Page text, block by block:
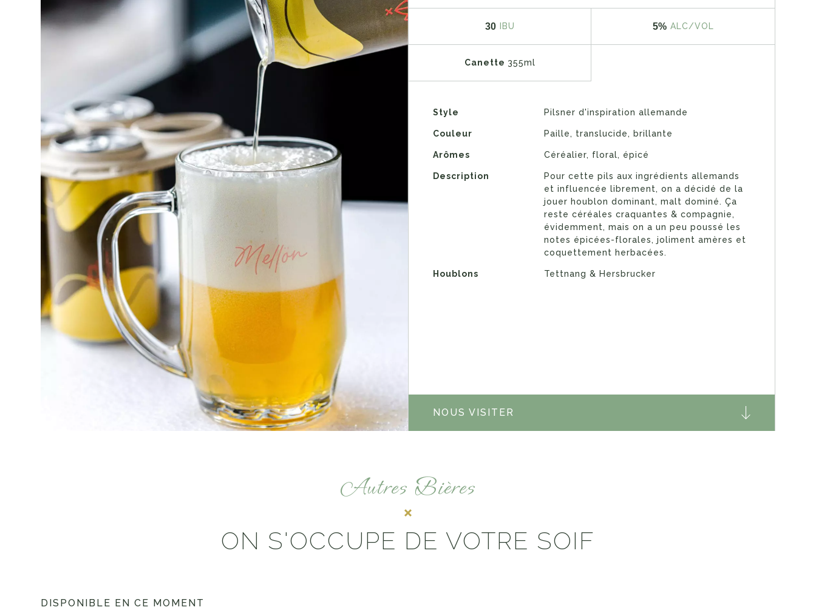
30 IBU 5% ALC/VOL
Canette 355ml
Style Pilsner d'inspiration allemande
Couleur Paille, translucide, brillante
Arômes Céréalier, floral, épicé
Description
Pour cette pils aux ingrédients allemands
et influencée librement, on a décidé de la
jouer houblon dominant, malt dominé. Ça
reste céréales craquantes & compagnie,
évidemment, mais on a un peu poussé les
notes épicées-florales, joliment amères et
coquettement herbacées.
Houblons Tettnang & Hersbrucker
NOUS VISITER
Autres Bières
ON S'OCCUPE DE VOTRE SOIF
DISPONIBLE EN CE MOMENT